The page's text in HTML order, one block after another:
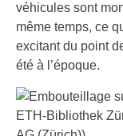
véhicules sont
même temps, ce
excitant du point
été à l’époque.